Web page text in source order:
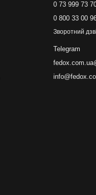
0 73 999 73
0 800 33 00
Зворотний
Telegram